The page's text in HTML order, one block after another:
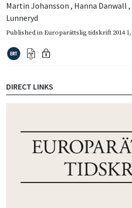
Martin Johansson , Hanna Danwall ,
Lunneryd
Published inEuroparättslig tidskrift 2014 1,
DIRECT LINKS